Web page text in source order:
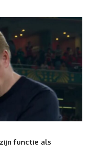
functie als